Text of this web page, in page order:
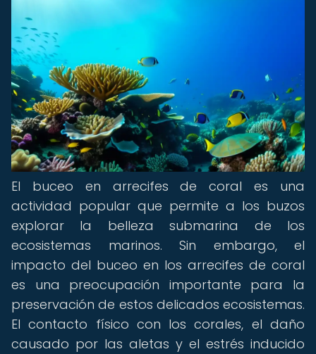
El buceo en arrecifes de coral es una
actividad popular que permite a los buzos
explorar la belleza submarina de los
ecosistemas marinos. Sin embargo, el
impacto del buceo en los arrecifes de coral
es una preocupación importante para la
preservación de estos delicados ecosistemas.
El contacto físico con los corales, el daño
causado por las aletas y el estrés inducido